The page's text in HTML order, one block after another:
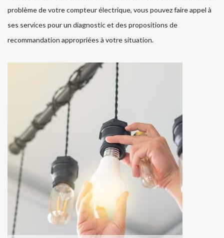
problème de votre compteur électrique, vous pouvez faire appel à
ses services pour un diagnostic et des propositions de
recommandation appropriées à votre situation.